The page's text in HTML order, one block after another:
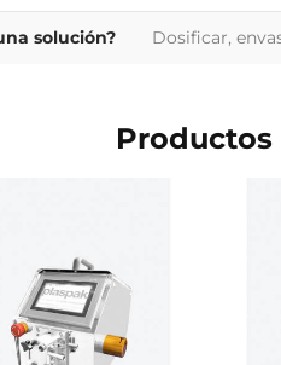
solución? Dosificar,